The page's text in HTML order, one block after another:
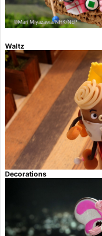
Waltz
Decorations